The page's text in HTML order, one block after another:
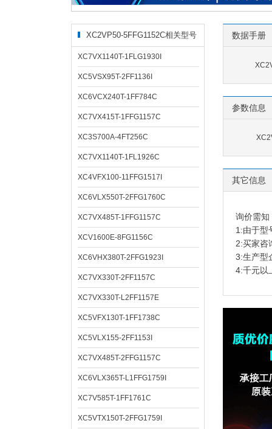
XC2VP50-5FFG1152C相关型号
XC7VX1140T-1FLG1930I
XC5VSX95T-2FF1136I
XC6VCX240T-1FF784C
XC7VX415T-1FFG1157C
XC3S700A-4FT256C
XC7VX1140T-1FL1926C
XC4VFX100-11FFG1517I
XC6VLX550T-2FFG1760C
XC7VX485T-1FFG1157C
XCV1600E-8FG1156C
XC6VHX380T-2FFG1923I
XC7VX330T-2FF1157C
XC7VX330T-L2FF1157E
XC5VFX130T-1FF1738C
XC5VLX155-2FF1153I
XC7VX485T-2FFG1157C
XC6VLX365T-L1FFG1759I
XC7V585T-1FF1761C
XC5VTX150T-2FFG1759I
数据手册
参数信息
其它信息
询价需知
1:由于型
2:买家咨
3:生产型
4:千元以